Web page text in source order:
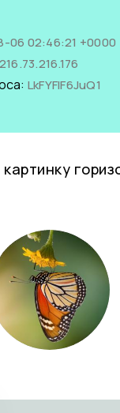
06 02:46:21 +0000
216.73.216.176
LkFYFlF6JuQ1